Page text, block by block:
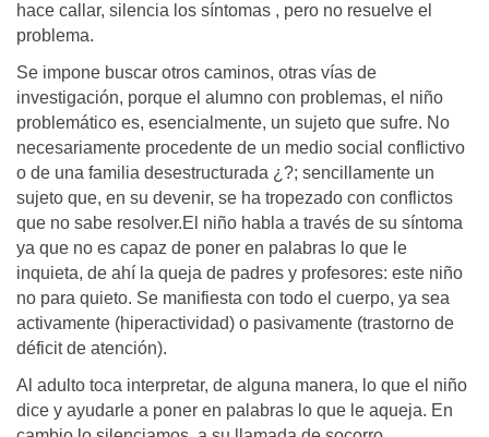
hace callar, silencia los síntomas , pero no resuelve el
problema.
Se impone buscar otros caminos, otras vías de
investigación, porque el alumno con problemas, el niño
problemático es, esencialmente, un sujeto que sufre. No
necesariamente procedente de un medio social conflictivo
o de una familia desestructurada ¿?; sencillamente un
sujeto que, en su devenir, se ha tropezado con conflictos
que no sabe resolver.El niño habla a través de su síntoma
ya que no es capaz de poner en palabras lo que le
inquieta, de ahí la queja de padres y profesores: este niño
no para quieto. Se manifiesta con todo el cuerpo, ya sea
activamente (hiperactividad) o pasivamente (trastorno de
déficit de atención).
Al adulto toca interpretar, de alguna manera, lo que el niño
dice y ayudarle a poner en palabras lo que le aqueja. En